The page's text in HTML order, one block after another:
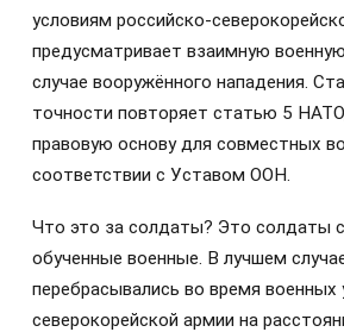
условиям российско-
предусматривает взаимную
случае вооружённого нападения.
точности повторяет статью 5
правовую основу для совместных
соответствии с Уставом ООН.
Что это за солдаты? Это солдаты
обученные военные. В лучшем
перебрасывались во время военных
северокорейской армии на